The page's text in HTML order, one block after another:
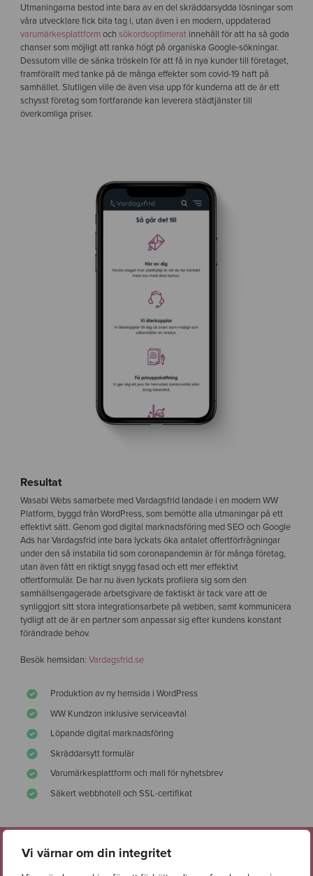
Vi värnar om din integritet
Utmaningarna bestod inte bara av en del skräddarsydda lösningar som
våra utvecklare fick bita tag i, utan även i en modern, uppdaterad
varumärkesplattformoch sökordsoptimeratinnehåll för att ha så goda
chanser som möjligt att ranka högt på organiska Google-sökningar.
Dessutom ville de sänka tröskeln för att få in nya kunder till företaget,
framförallt med tanke på de många effekter som covid-19 haft på
samhället. Slutligen ville de även visa upp för kunderna att de är ett
schysst företag som fortfarande kan leverera städtjänster till
överkomliga priser.
Resultat
Wasabi Webs samarbete med Vardagsfrid landade i en modern WW
Platform, byggd från WordPress, som bemötte alla utmaningar på ett
effektivt sätt. Genom god digital marknadsföring med SEO och Google
Ads har Vardagsfrid inte bara lyckats öka antalet offertförfrågningar
under den så instabila tid som coronapandemin är för många företag,
utan även fått en riktigt snygg fasad och ett mer effektivt
offertformulär. De har nu även lyckats profilera sig som den
samhällsengagerade arbetsgivare de faktiskt är tack vare att de
synliggjort sitt stora integrationsarbete på webben, samt kommunicera
tydligt att de är en partner som anpassar sig efter kundens konstant
förändrade behov.
Besök hemsidan: Vardagsfrid.se
Produktion av ny hemsida i WordPress
WW Kundzon inklusive serviceavtal
Löpande digital marknadsföring
Skräddarsytt formulär
Varumärkesplattform och mall för nyhetsbrev
Säkert webbhotell och SSL-certifikat